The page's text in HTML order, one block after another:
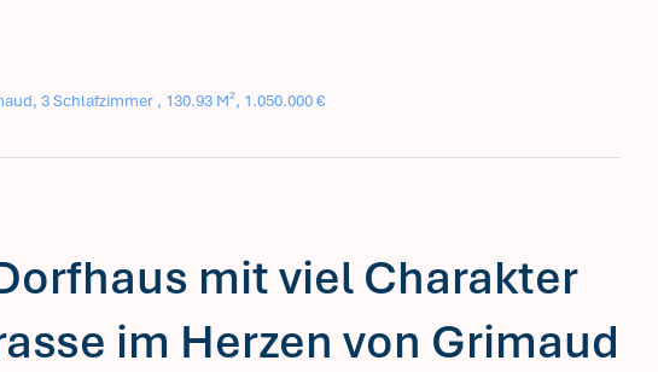
3 Schlafzimmer , 130.93 M², 1.050.000 €
mit viel Charakter
im Herzen von Grimaud